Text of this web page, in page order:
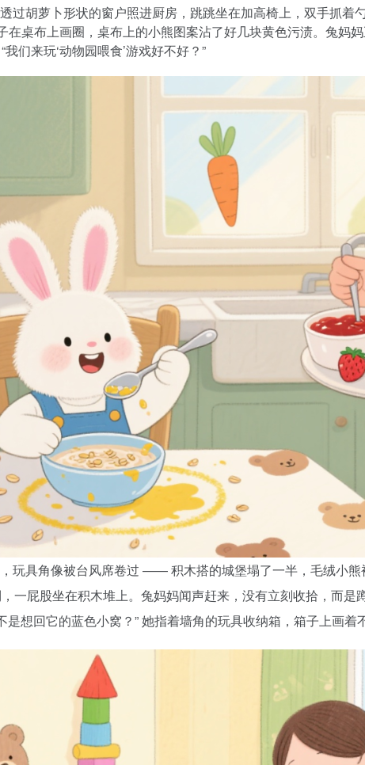
过胡萝卜形状的窗户照进厨房，跳跳坐在加高椅上，双手抓
在桌布上画圈，桌布上的小熊图案沾了好几块黄色污渍。兔妈
们来玩‘动物园喂食’游戏好不好？”
玩具角像被台风席卷过 —— 积木搭的城堡塌了一半，毛绒小
一屁股坐在积木堆上。兔妈妈闻声赶来，没有立刻收拾，而是
想回它的蓝色小窝？” 她指着墙角的玩具收纳箱，箱子上画着